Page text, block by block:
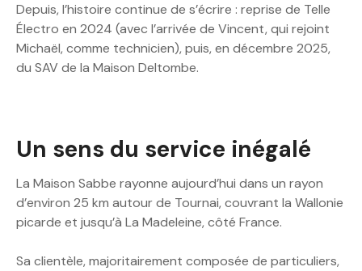
Depuis, l’histoire continue de s’écrire : reprise de Telle
Électro en 2024 (avec l’arrivée de Vincent, qui rejoint
Michaël, comme technicien), puis, en décembre 2025,
du SAV de la Maison Deltombe.
Un sens du service inégalé
La Maison Sabbe rayonne aujourd’hui dans un rayon
d’environ 25 km autour de Tournai, couvrant la Wallonie
picarde et jusqu’à La Madeleine, côté France.
Sa clientèle, majoritairement composée de particuliers,